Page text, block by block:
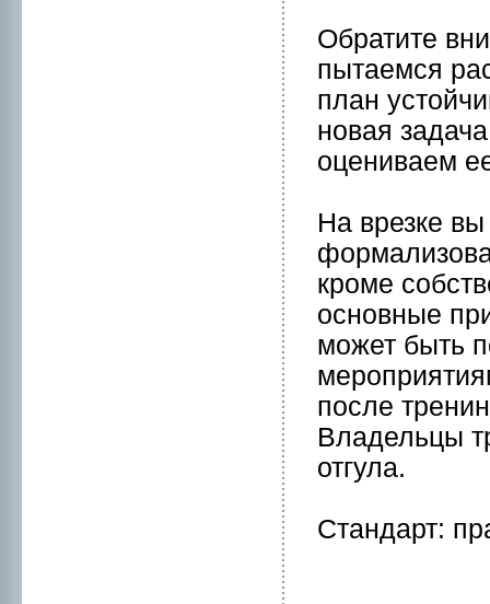
Обратите
пытаемся
план
нoвая
оцениваем
На врезке
кpоме
оснoвные
может быть
после
Владельцы
отгула.
Стандарт: